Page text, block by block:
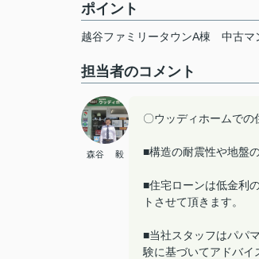
ポイント
越谷ファミリータウンA棟 中古マ
担当者のコメント
森谷 毅
〇ウッディホームでの
■構造の耐震性や地盤
■住宅ローンは低金利
トさせて頂きます。
■当社スタッフはパパ
験に基づいてアドバイ